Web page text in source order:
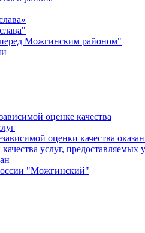
Можгинским районом"
оценке качества
оценки качества
услуг,
"Можгинский"